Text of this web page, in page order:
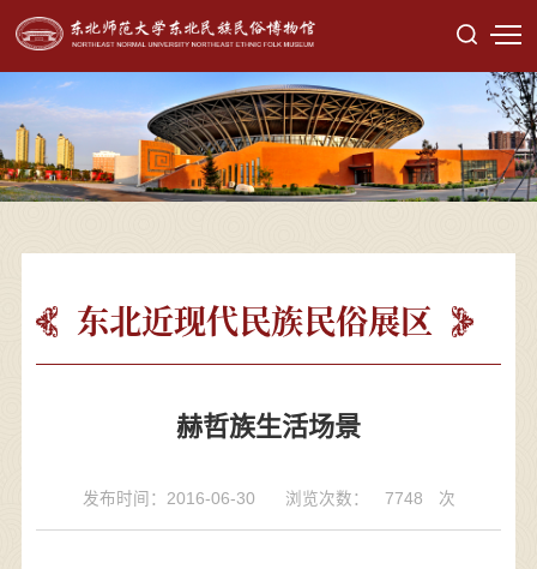
东北近现代民族民俗展区
赫哲族生活场景
发布时间：2016-06-30 浏览次数： 7748 次